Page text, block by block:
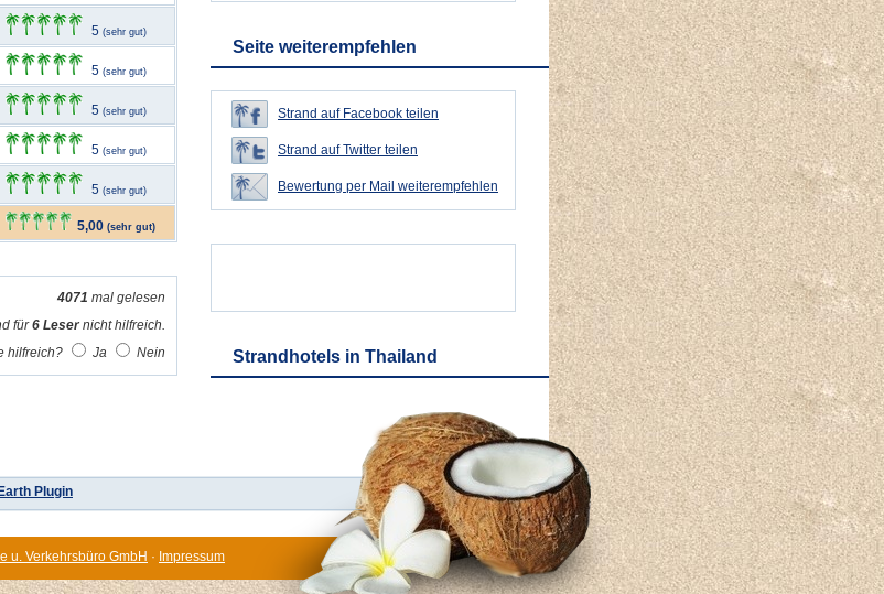
5 (sehr gut)
5 (sehr gut)
5 (sehr gut)
5 (sehr gut)
5 (sehr gut)
5,00 (sehr gut)
4071 mal gelesen
für6 Lesernicht hilfreich.
hilfreich?
Ja Nein
Seite weiterempfehlen
Strand auf Facebook teilen
Strand auf Twitter teilen
Bewertung per Mail weiterempfehlen
Strandhotels in Thailand
Plugin
u. Verkehrsbüro GmbH · Impressum